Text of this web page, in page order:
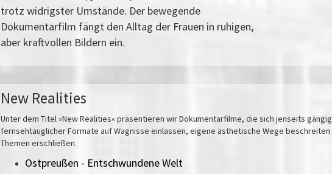
trotz widrigster Umstände. Der bewegende
Dokumentarfilm fängt den Alltag der Frauen in ruhigen,
aber kraftvollen Bildern ein.
New Realities
Unter dem Titel »New Realities« präsentieren wir Dokumentarfilme, die sich jenseits
fernsehtauglicher Formate auf Wagnisse einlassen, eigene ästhetische Wege beschreiten
Themen erschließen.
Ostpreußen - Entschwundene Welt